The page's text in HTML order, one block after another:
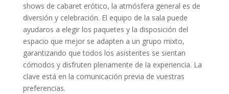
shows de cabaret erótico, la atmósfera general es de
diversión y celebración. El equipo de la sala puede
ayudaros a elegir los paquetes y la disposición del
espacio que mejor se adapten a un grupo mixto,
garantizando que todos los asistentes se sientan
cómodos y disfruten plenamente de la experiencia. La
clave está en la comunicación previa de vuestras
preferencias.